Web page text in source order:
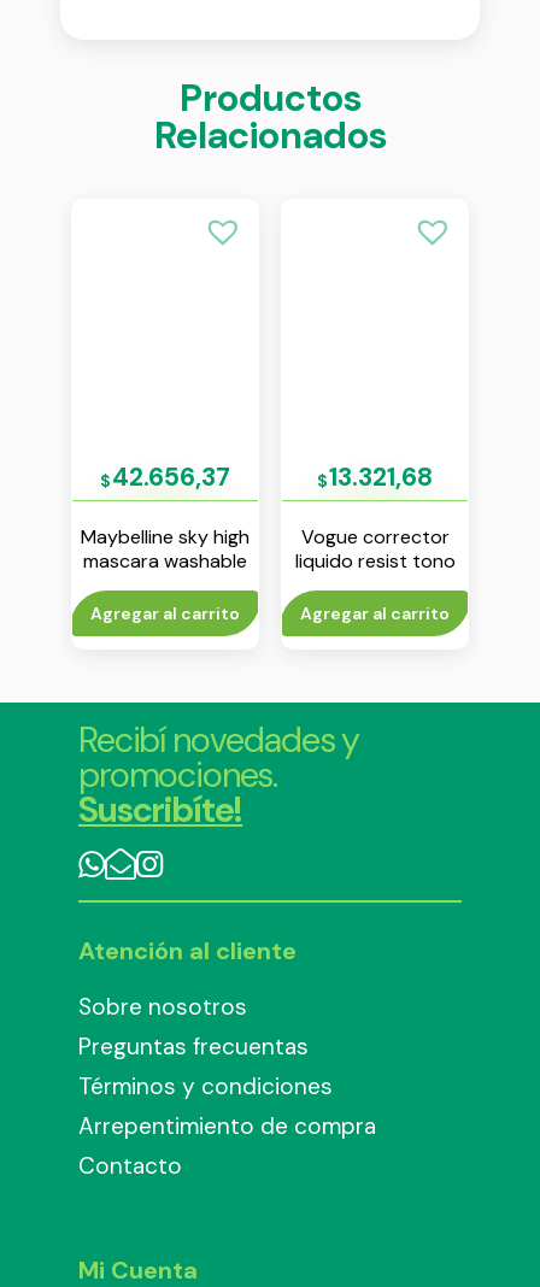
Productos
Relacionados
$42.656,37
Maybelline sky high
mascara washable
very black
Agregar al carrito
$13.321,68
Vogue corrector
liquido resist tono
canela
Agregar al carrito
Recibí novedades y
promociones.
Suscribíte!
Atención al cliente
Sobre nosotros
Preguntas frecuentas
Términos y condiciones
Arrepentimiento de compra
Contacto
Mi Cuenta